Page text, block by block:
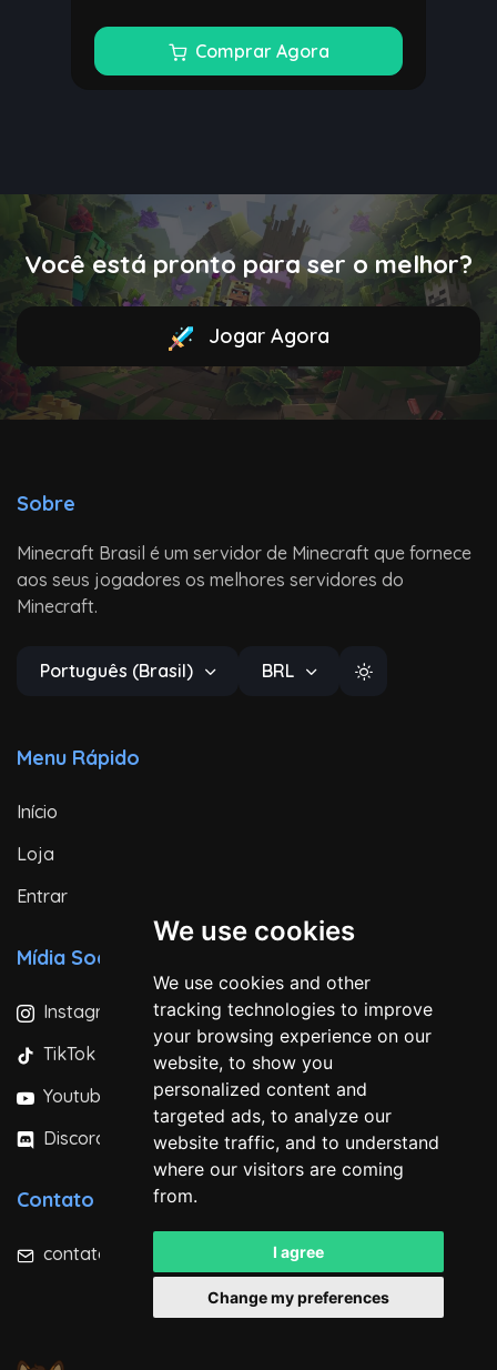
We use cookies
We use cookies and other
tracking technologies to improve
your browsing experience on our
website, to show you
personalized content and
targeted ads, to analyze our
website traffic, and to understand
where our visitors are coming
from.
I agree
Change my preferences
Comprar Agora
Você está pronto para ser o melhor?
Jogar Agora
Sobre
Minecraft Brasil é um servidor de Minecraft que fornece
aos seus jogadores os melhores servidores do
Minecraft.
Português (Brasil) BRL
Menu Rápido
Início
Loja
Entrar
Mídia Social
Instagram
TikTok
Youtube
Discord
Contato
contato@minecraft-brasil.com